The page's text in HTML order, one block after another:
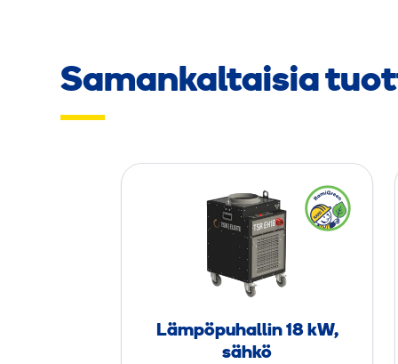
Samankaltaisia
ä
m
p
ö
­
u
Lämpö­puhallin 18 kW,
sähkö